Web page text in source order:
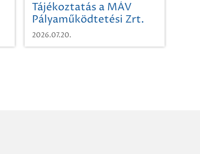
Tájékoztatás a MÁV
Pályaműködtetési Zrt.
Területi Igazgatóság
Debrecen-Miskolc
2026.07.20.